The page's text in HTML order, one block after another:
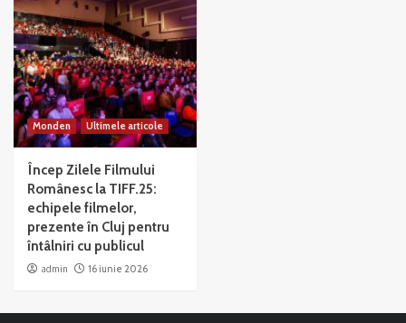
Monden Ultimele articole
Încep Zilele Filmului
Românesc la TIFF.25:
echipele filmelor,
prezente în Cluj pentru
întâlniri cu publicul
admin 16 iunie 2026